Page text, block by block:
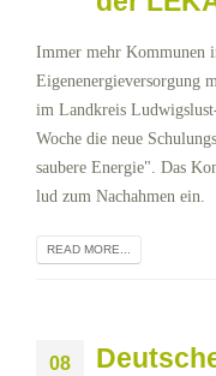
Immer mehr Kommunen
Eigenenergieversorgung
im Landkreis
Woche die neue
saubere Energie". Das
lud zum Nachahmen ein.
READ MORE...
08